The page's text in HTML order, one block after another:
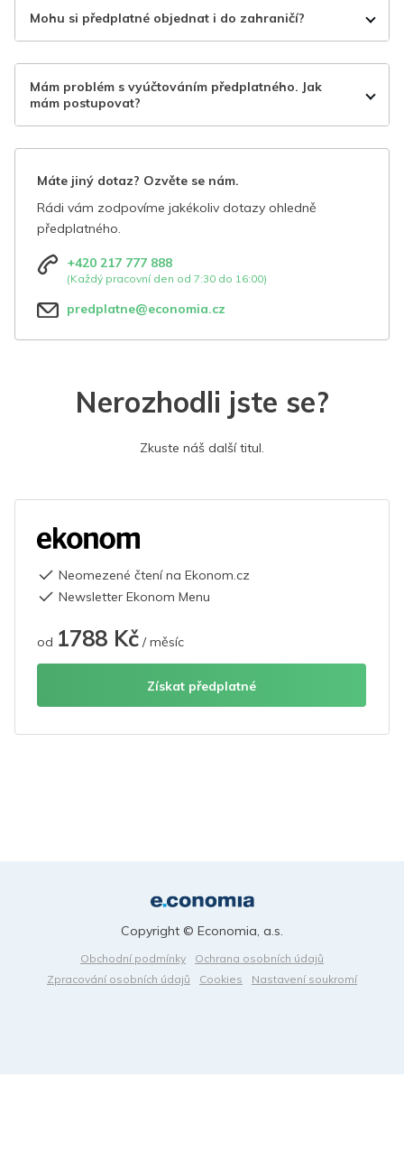
Mohu si předplatné objednat i do zahraničí?
Mám problém s vyúčtováním předplatného. Jak
mám postupovat?
Máte jiný dotaz? Ozvěte se nám.
Rádi vám zodpovíme jakékoliv dotazy ohledně
předplatného.
+420 217 777 888
(Každý pracovní den od 7:30 do 16:00)
predplatne@economia.cz
Nerozhodli jste se?
Zkuste náš další titul.
Neomezené čtení na Ekonom.cz
Newsletter Ekonom Menu
od 1788 Kč / měsíc
Získat předplatné
Obchodní podmínky
Ochrana osobních údajů
Zpracování osobních údajů
Cookies Nastavení soukromí
Copyright © Economia, a.s.